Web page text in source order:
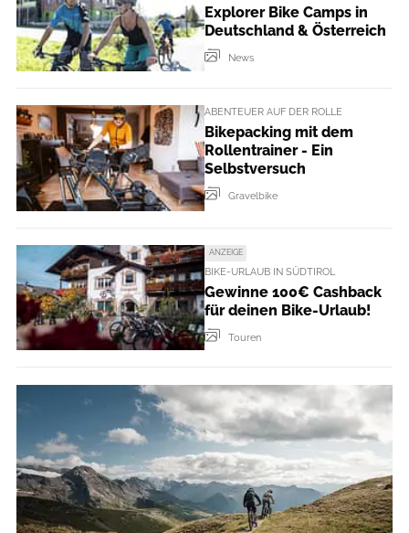
Explorer Bike Camps in
Deutschland & Österreich
News
ABENTEUER AUF DER ROLLE
Bikepacking mit dem
Rollentrainer - Ein
Selbstversuch
Gravelbike
ANZEIGE
BIKE-URLAUB IN SÜDTIROL
Gewinne 100€ Cashback
für deinen Bike-Urlaub!
Touren